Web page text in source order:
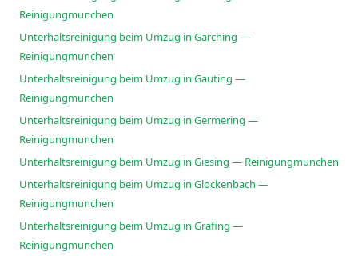
Reinigungmunchen
Unterhaltsreinigung beim Umzug in Garching —
Reinigungmunchen
Unterhaltsreinigung beim Umzug in Gauting —
Reinigungmunchen
Unterhaltsreinigung beim Umzug in Germering —
Reinigungmunchen
Unterhaltsreinigung beim Umzug in Giesing — Reinigungmunchen
Unterhaltsreinigung beim Umzug in Glockenbach —
Reinigungmunchen
Unterhaltsreinigung beim Umzug in Grafing —
Reinigungmunchen